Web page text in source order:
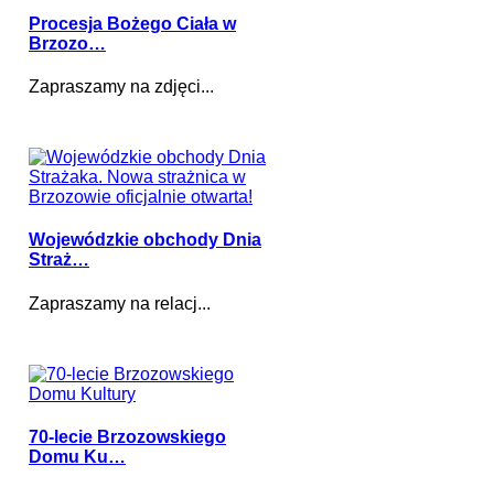
Procesja Bożego Ciała w
Brzozo…
Zapraszamy na zdjęci...
Wojewódzkie obchody Dnia
Straż…
Zapraszamy na relacj...
70-lecie Brzozowskiego
Domu Ku…